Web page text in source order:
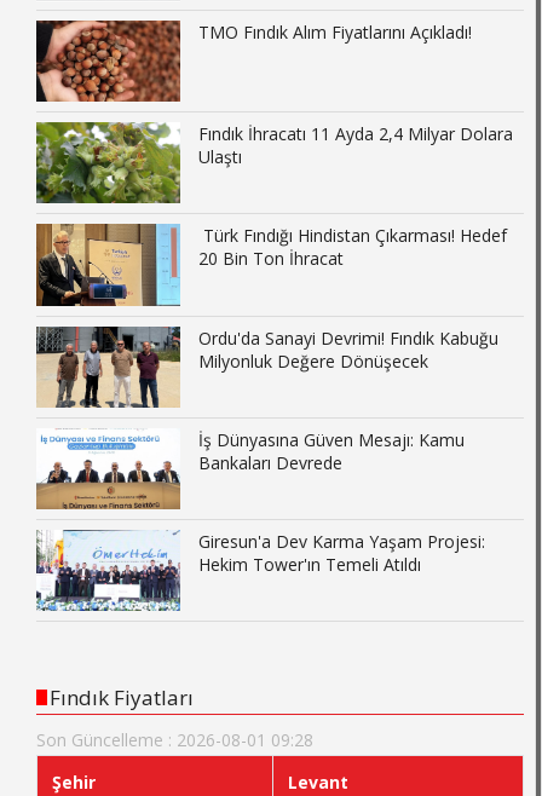
TMO Fındık Alım Fiyatlarını Açıkladı!
Fındık İhracatı 11 Ayda 2,4 Milyar Dolara
Ulaştı
Türk Fındığı Hindistan Çıkarması! Hedef
20 Bin Ton İhracat
Ordu'da Sanayi Devrimi! Fındık Kabuğu
Milyonluk Değere Dönüşecek
İş Dünyasına Güven Mesajı: Kamu
Bankaları Devrede
Giresun'a Dev Karma Yaşam Projesi:
Hekim Tower'ın Temeli Atıldı
Fındık Fiyatları
Son Güncelleme : 2026-08-01 09:28
Şehir
Levant